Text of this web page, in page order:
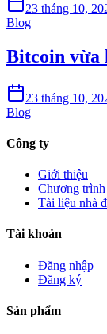
23 tháng 10,
Blog
Bitcoin vừa
23 tháng 10,
Blog
Công ty
Giới thiệu
Chương
Tài liệu nhà
Tài khoản
Đăng nhập
Đăng ký
Sản phẩm